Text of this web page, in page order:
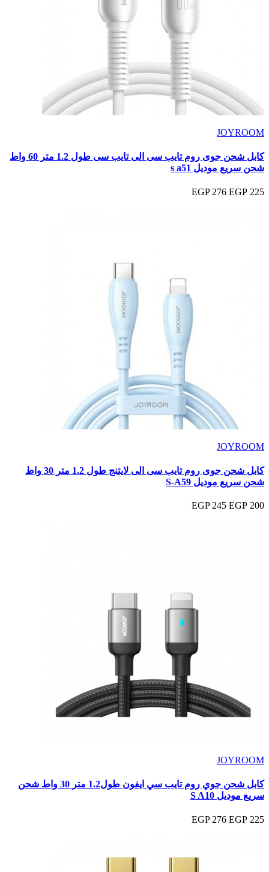
JOYROOM
كابل شحن جوى روم تايب سى الى تايب سى طول 1.2 متر 60 واط
شحن سريع موديل s a51
225 EGP
276 EGP
JOYROOM
كابل شحن جوى روم تايب سى الى لايتنج طول 1.2 متر 30 واط
شحن سريع موديل S-A59
200 EGP
245 EGP
JOYROOM
كابل شحن جوي روم تايب سي ايفون طول1.2 متر 30 واط شحن
سريع موديل S A10
225 EGP
276 EGP